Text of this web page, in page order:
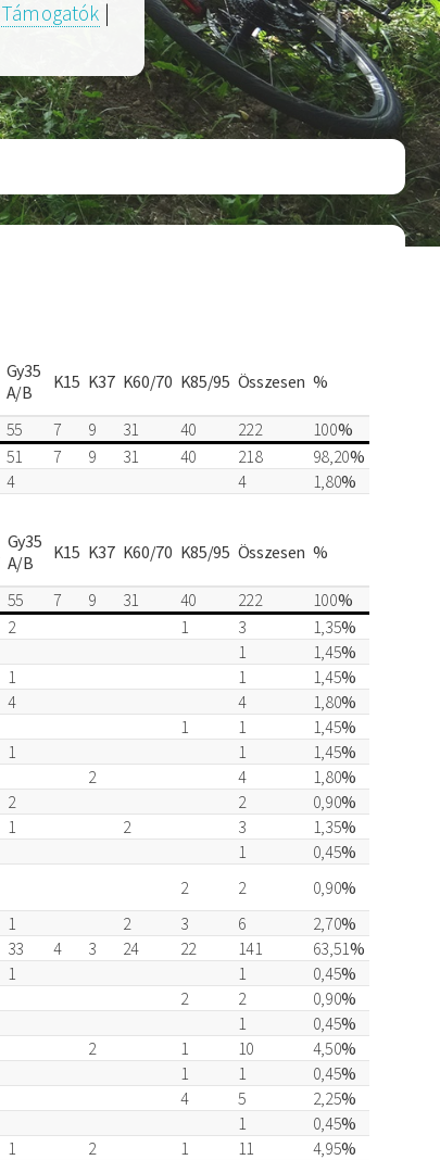
Támogatók |
Gy35
A/B
K15 K37 K60/70 K85/95 Összesen %
55 7 9 31 40 222 100%
51 7 9 31 40 218 98,20%
4 4 1,80%
Gy35
A/B
K15 K37 K60/70 K85/95 Összesen %
55 7 9 31 40 222 100%
2 1 3 1,35%
1 1,45%
1 1 1,45%
4 4 1,80%
1 1 1,45%
1 1 1,45%
2 4 1,80%
2 2 0,90%
1 2 3 1,35%
1 0,45%
2 2 0,90%
1 2 3 6 2,70%
33 4 3 24 22 141 63,51%
1 1 0,45%
2 2 0,90%
1 0,45%
2 1 10 4,50%
1 1 0,45%
4 5 2,25%
1 0,45%
1 2 1 11 4,95%